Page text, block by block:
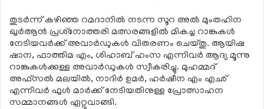
തുടര്‍ന്ന് കഴിഞ്ഞ റമദാനില്‍ നടന്ന സൂറ അല്‍ മുംതഹിന
ഖുര്‍ആന്‍ പ്രശ്‌നോത്തരി മത്സരങ്ങളില്‍ മികച്ച റാങ്കുകള്‍
നേടിയവര്‍ക്ക് അവാര്‍ഡുകള്‍ വിതരണം ചെയ്തു. ആയിഷ
ഷാന, ഫാത്തിമ എം, ശിഹാബ് ഹംസ എന്നിവര്‍ ആദ്യ മൂന്നു
റാങ്കുകള്‍ക്കുള്ള അവാര്‍ഡുകള്‍ സ്വീകരിച്ചു. മുഹമ്മദ്
അഫ്‌സല്‍ മലയില്‍, നാദിര്‍ ഉമര്‍, ഹര്‍ഷീന എം എഛ്
എന്നിവര്‍ ഫുള്‍ മാര്‍ക്ക് നേടിയതിനുള്ള പ്രോത്സാഹന
സമ്മാനങ്ങള്‍ ഏറ്റുവാങ്ങി.